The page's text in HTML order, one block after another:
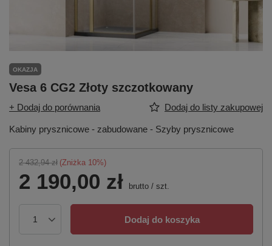
OKAZJA
Vesa 6 CG2 Złoty szczotkowany
+ Dodaj do porównania Dodaj do listy zakupowej
Kabiny prysznicowe - zabudowane - Szyby prysznicowe
2 432,94 zł (Zniżka 10%)
2 190,00 zł brutto / szt.
Dodaj do koszyka